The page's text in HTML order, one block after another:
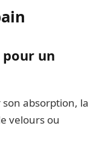
un
absorption, la
velours ou